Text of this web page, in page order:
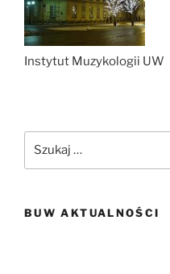
Instytut Muzykologii UW
BUW AKTUALNOŚCI